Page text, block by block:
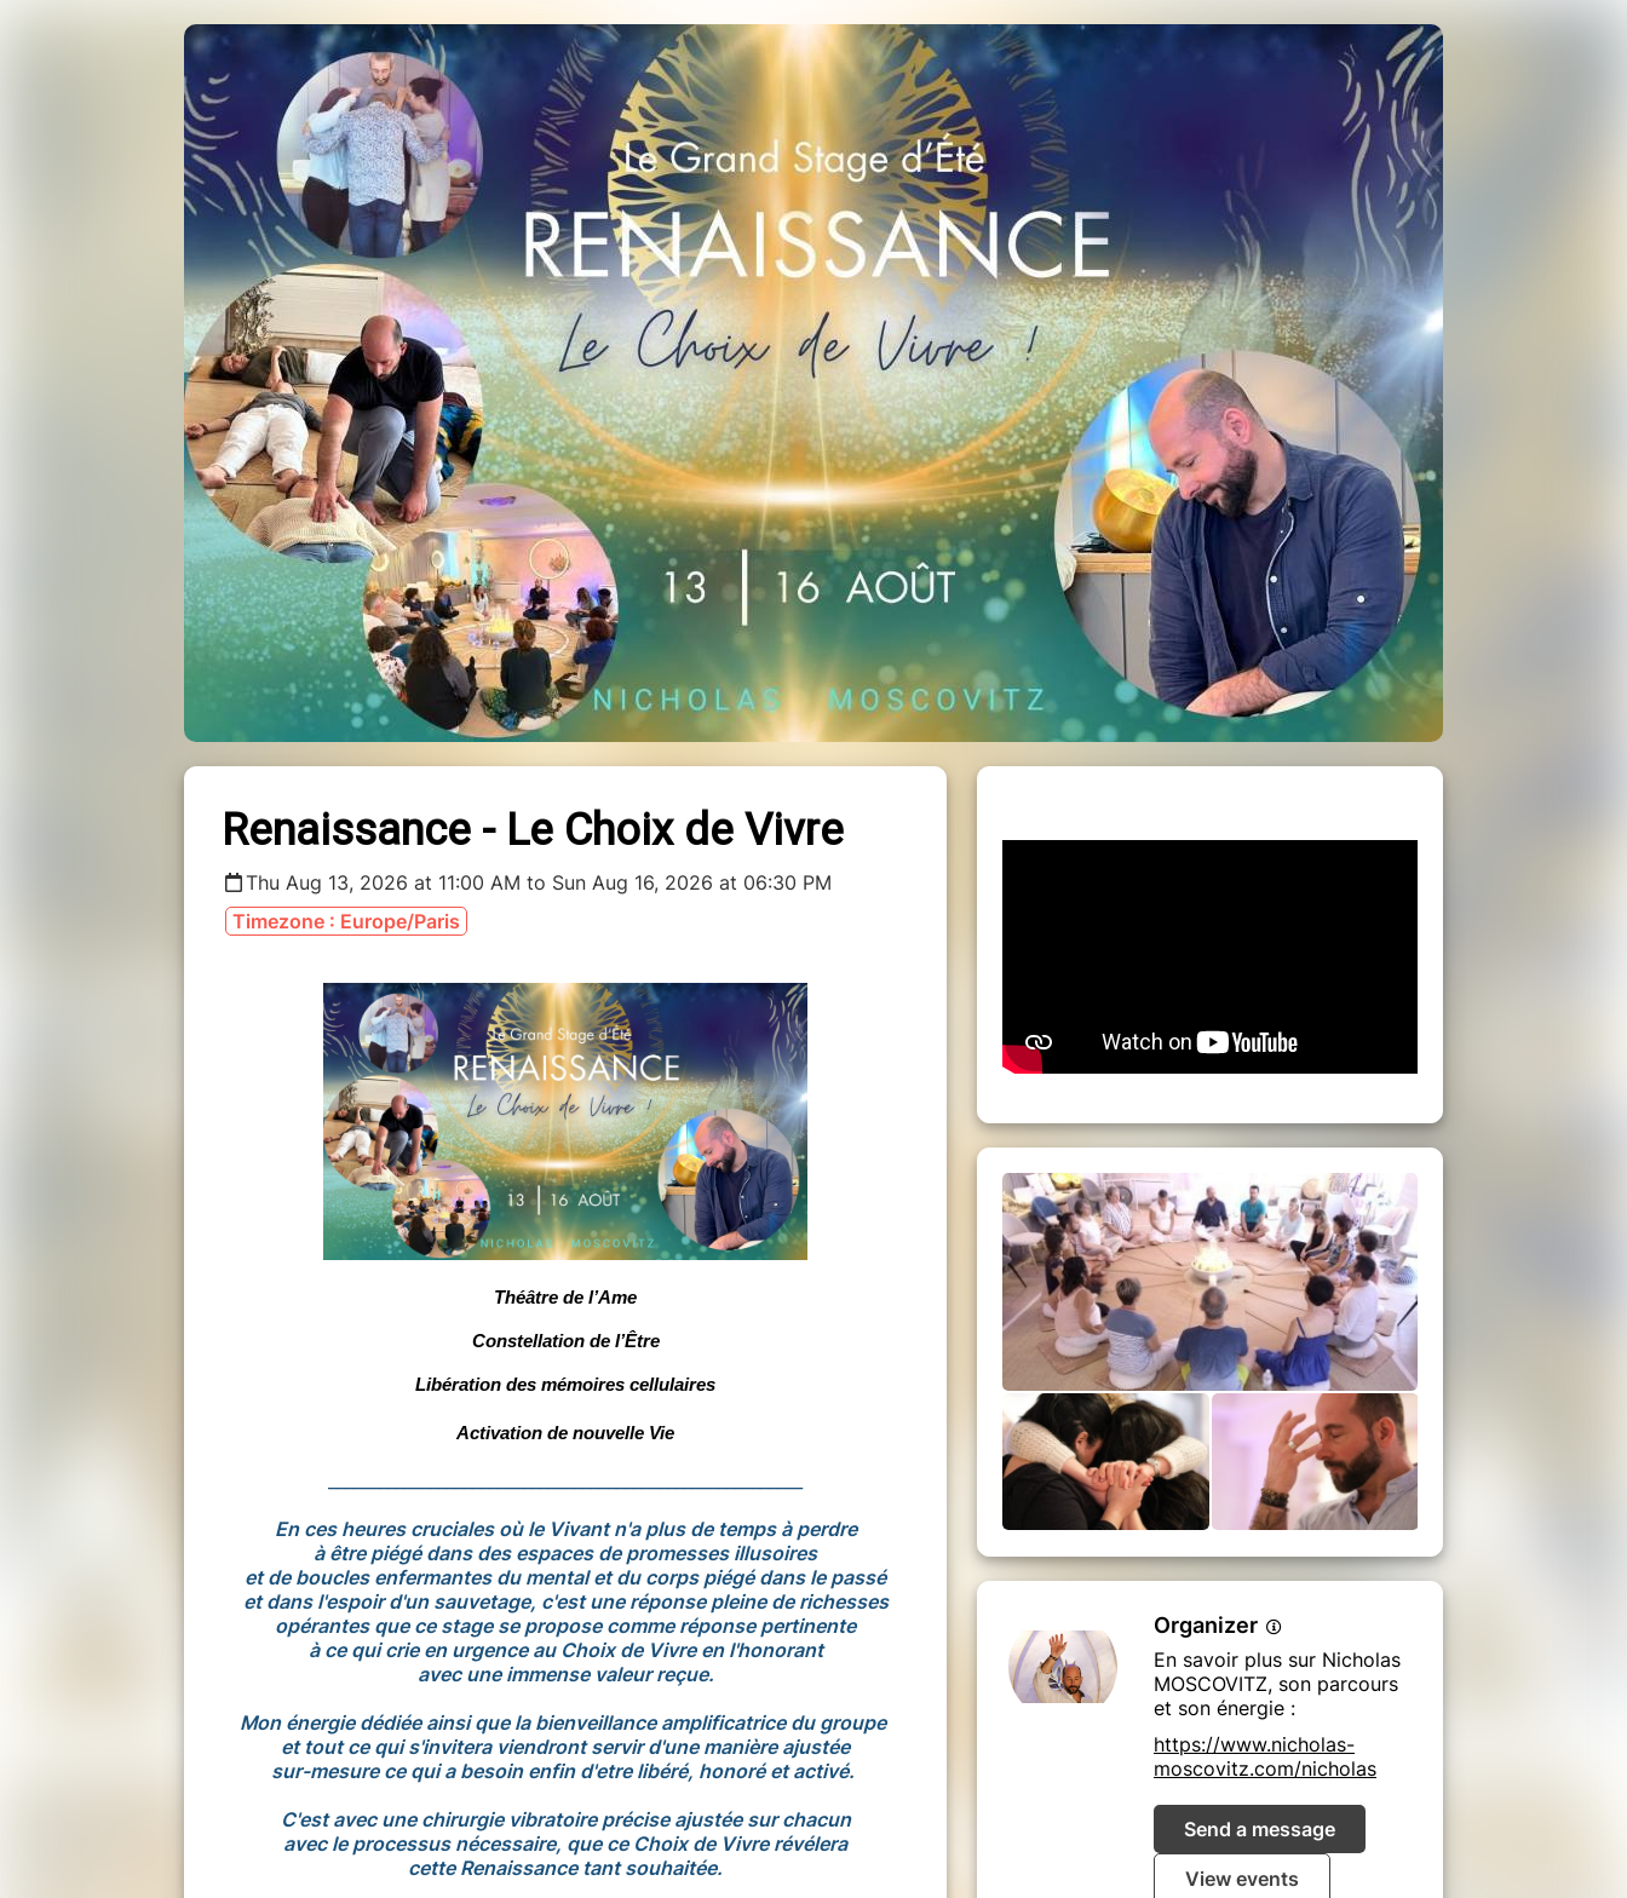
Renaissance - Le Choix de Vivre
Thu Aug 13, 2026 at 11:00 AM to Sun Aug 16, 2026 at 06:30 PM
Timezone : Europe/Paris
Théâtre de l’Ame
Constellation de l’Être
Libération des mémoires cellulaires
Activation de nouvelle Vie
En ces heures cruciales où le Vivant n'a plus de temps à perdre
à être piégé dans des espaces de promesses illusoires
et de boucles enfermantes du mental et du corps piégé dans le passé
et dans l'espoir d'un sauvetage, c'est une réponse pleine de richesses
opérantes que ce stage se propose comme réponse pertinente
à ce qui crie en urgence au Choix de Vivre en l'honorant
avec une immense valeur reçue.
Mon énergie dédiée ainsi que la bienveillance amplificatrice du groupe
et tout ce qui s'invitera viendront servir d'une manière ajustée
sur-mesure ce qui a besoin enfin d'etre libéré, honoré et activé.
C'est avec une chirurgie vibratoire précise ajustée sur chacun
avec le processus nécessaire, que ce Choix de Vivre révélera
cette Renaissance tant souhaitée.
Organizer
En savoir plus sur Nicholas
MOSCOVITZ, son parcours
et son énergie :
https://www.nicholas-
moscovitz.com/nicholas
Send a message
View events